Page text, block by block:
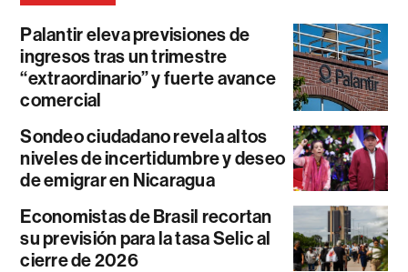
Palantir eleva previsiones de
ingresos tras un trimestre
“extraordinario” y fuerte avance
comercial
Sondeo ciudadano revela altos
niveles de incertidumbre y deseo
de emigrar en Nicaragua
Economistas de Brasil recortan
su previsión para la tasa Selic al
cierre de 2026